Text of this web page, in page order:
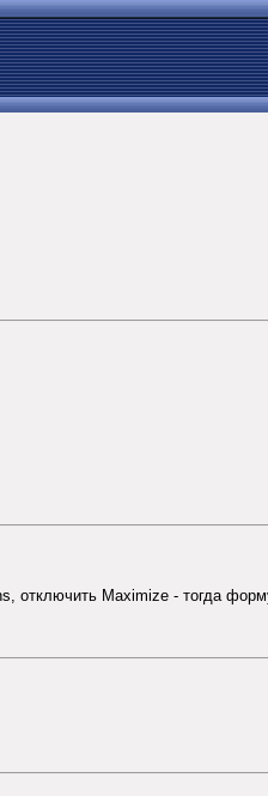
отключить Maximize - тогда